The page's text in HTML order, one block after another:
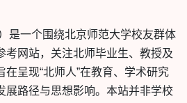
是一个围绕北京师范大学校友群体
考网站，关注北师毕业生、教授及
呈现“北师人”在教育、学术研究
展路径与思想影响。本站并非学校